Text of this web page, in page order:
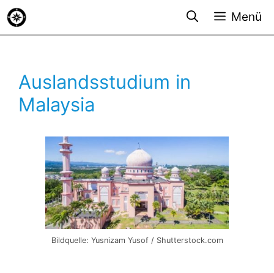
Zum
Inhalt
springen
Menü
Auslandsstudium in
Malaysia
Bildquelle: Yusnizam Yusof / Shutterstock.com